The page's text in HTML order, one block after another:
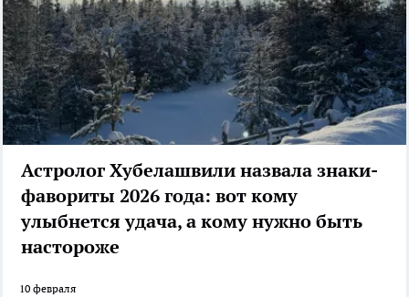
Астролог Хубелашвили назвала знаки-
фавориты 2026 года: вот кому
улыбнется удача, а кому нужно быть
настороже
10 февраля